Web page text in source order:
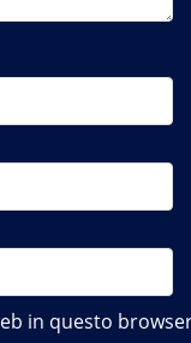
in questo